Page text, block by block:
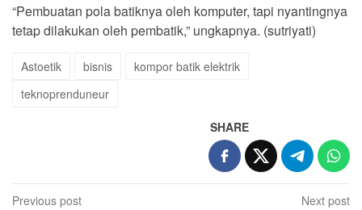
“Pembuatan pola batiknya oleh komputer, tapi nyantingnya
tetap dilakukan oleh pembatik,” ungkapnya. (sutriyati)
Astoetik bisnis
kompor batik elektrik
teknoprenduneur
SHARE
Post
Previous post
Next post